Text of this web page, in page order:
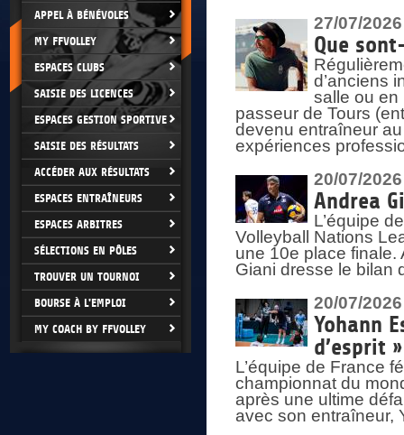
APPEL À BÉNÉVOLES
MY FFVOLLEY
ESPACES CLUBS
SAISIE DES LICENCES
ESPACES GESTION SPORTIVE
SAISIE DES RÉSULTATS
ACCÉDER AUX RÉSULTATS
ESPACES ENTRAÎNEURS
ESPACES ARBITRES
SÉLECTIONS EN PÔLES
TROUVER UN TOURNOI
BOURSE À L'EMPLOI
MY COACH BY FFVOLLEY
27/07/2026
Que
d’anciens
salle ou en
passeur de Tours
devenu entraîneur
expériences
20/07/2026
Andrea
L’équipe
Volleyball Nations
une 10e place finale.
Giani dresse le bilan
20/07/2026
Yohann
d’esprit »
L’équipe de France
championnat du
après une ultime
avec son entraîneur,